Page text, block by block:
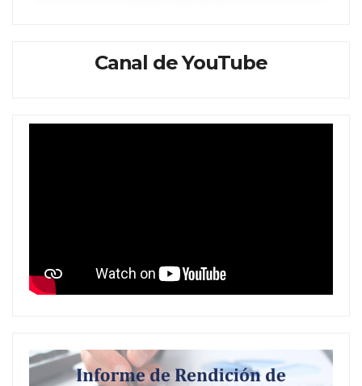
Canal de YouTube